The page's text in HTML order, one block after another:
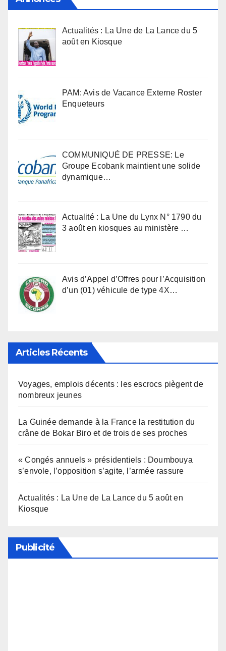
Actualités : La Une de La Lance du 5
août en Kiosque
PAM: Avis de Vacance Externe Roster
Enqueteurs
COMMUNIQUÉ DE PRESSE: Le
Groupe Ecobank maintient une solide
dynamique…
Actualité : La Une du Lynx N° 1790 du
3 août en kiosques au ministère …
Avis d’Appel d’Offres pour l’Acquisition
d’un (01) véhicule de type 4X…
Articles Récents
Voyages, emplois décents : les escrocs piègent de
nombreux jeunes
La Guinée demande à la France la restitution du
crâne de Bokar Biro et de trois de ses proches
« Congés annuels » présidentiels : Doumbouya
s’envole, l’opposition s’agite, l’armée rassure
Actualités : La Une de La Lance du 5 août en
Kiosque
Publicité